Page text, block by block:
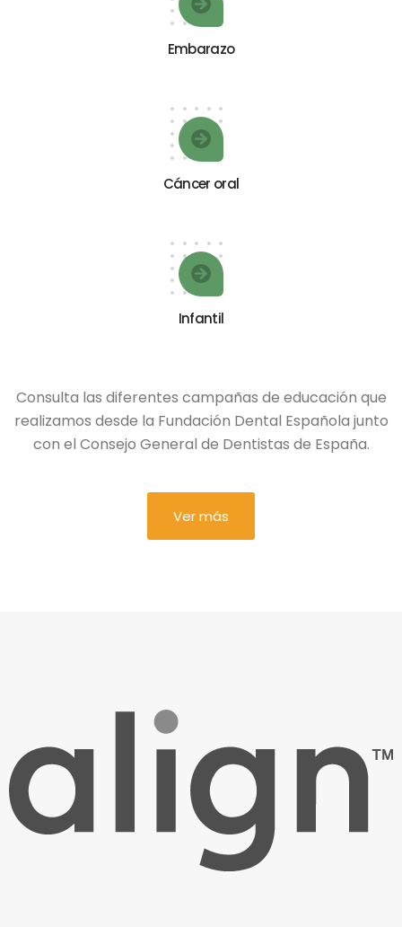
Embarazo
Cáncer oral
Infantil
Consulta las diferentes campañas de educación que
realizamos desde la Fundación Dental Española junto
con el Consejo General de Dentistas de España.
Ver más